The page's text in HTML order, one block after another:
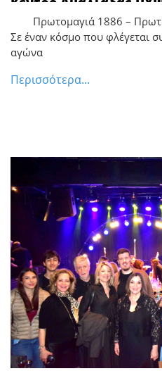
Καράγιωργα
Πρωτομαγιά 1886 –
Σε έναν κόσμο που φλέγεται
αγώνα
Περισσότερα...